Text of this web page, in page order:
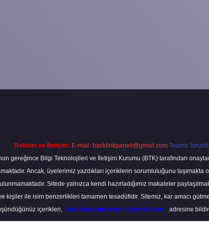
Reklam ve İletişim: E-mail: backlinkpaneli@gmail.com Teams:
gereğince Bilgi Teknolojileri ve İletişim Kurumu (BTK) tarafından
Ancak, üyelerimiz yazdıkları içeriklerin sorumluluğunu
Sitede yalnızca kendi hazırladığımız makaleler
kişiler ile isim benzerlikleri tamamen tesadüfidir. Sitemiz, kar amacı
içerikleri,
backlinkpanelicomtr@gmail.com adresine